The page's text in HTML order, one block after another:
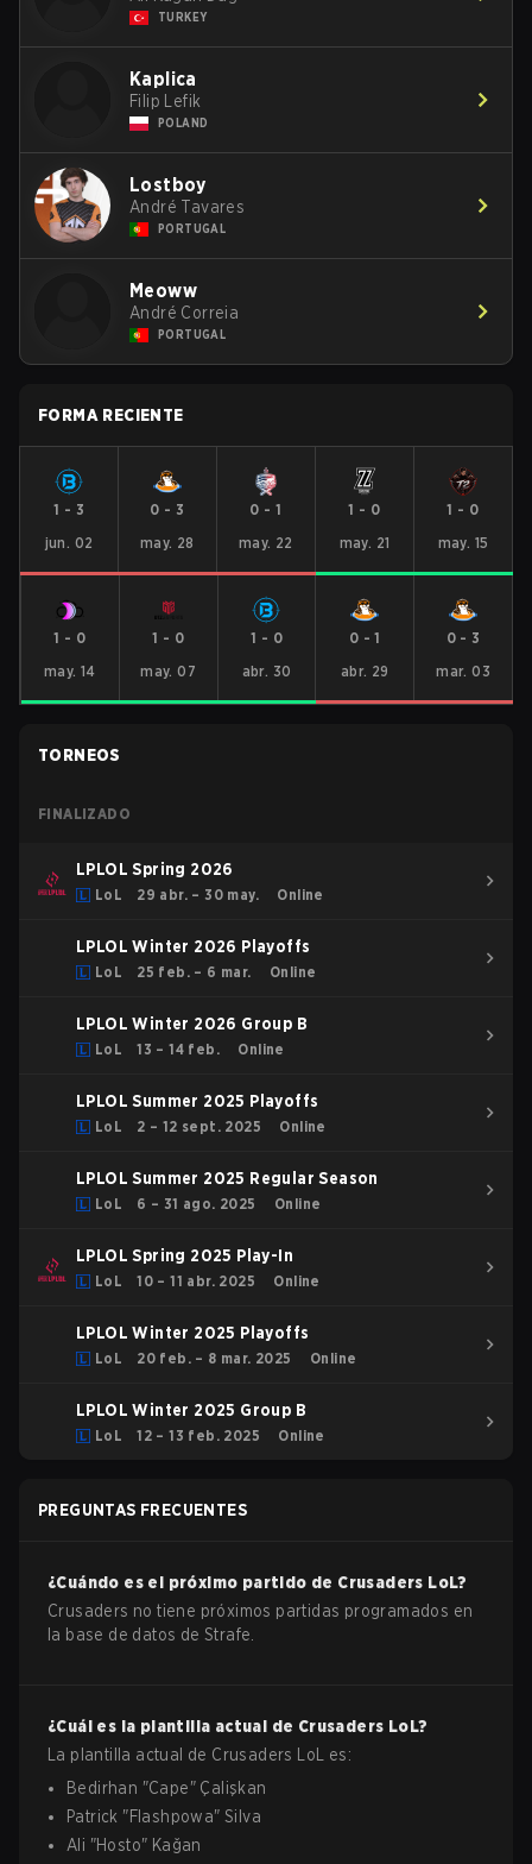
TURKEY
Kaplica
Filip Lefik
POLAND
Lostboy
André Tavares
PORTUGAL
Meoww
André Correia
PORTUGAL
FORMA RECIENTE
1 - 3
jun. 02
0 - 3
may. 28
0 -1
may. 22
1 - 0
may. 21
1 - 0
may. 15
1 - 0
may. 14
1 - 0
may. 07
1 - 0
abr. 30
0 -1
abr. 29
0- 3
mar. 03
TORNEOS
FINALIZADO
LPLOL Spring 2026
LoL 29 abr. – 30 may. Online
LPLOL Winter 2026 Playoffs
LoL 25 feb. – 6 mar. Online
LPLOL Winter 2026 Group B
LoL 13 – 14 feb. Online
LPLOL Summer 2025 Playoffs
LoL 2 – 12 sept. 2025 Online
LPLOL Summer 2025 Regular Season
LoL 6 – 31 ago. 2025 Online
LPLOL Spring 2025 Play-In
LoL 10 – 11 abr. 2025 Online
LPLOL Winter 2025 Playoffs
LoL 20 feb. – 8 mar. 2025 Online
LPLOL Winter 2025 Group B
LoL 12 – 13 feb. 2025 Online
PREGUNTAS FRECUENTES
¿Cuándo es el próximo partido de Crusaders LoL?
Crusaders no tiene próximos partidas programados en
la base de datos de Strafe.
¿Cuál es la plantilla actual de Crusaders LoL?
La plantilla actual de Crusaders LoL
es:
Bedirhan "Cape" Çalişkan
Patrick "Flashpowa"Silva
Ali "Hosto" Kağan